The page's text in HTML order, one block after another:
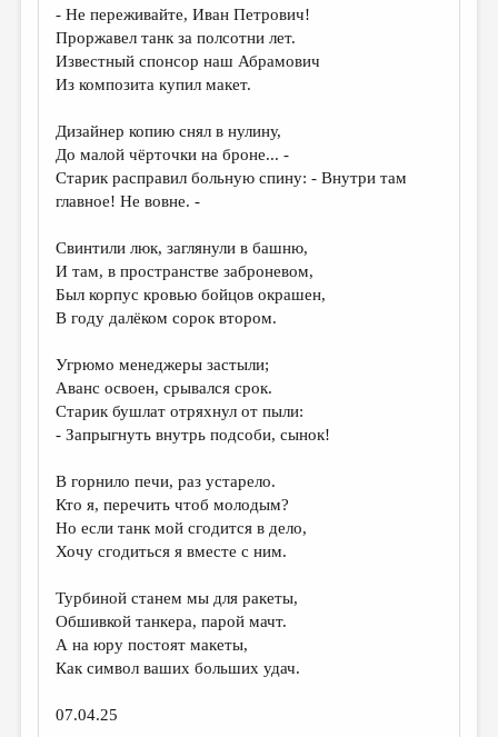
КОЛОНКА РЕДАКТОРА
РЕДКОЛЛЕГИЯ
ОТ РЕДАКЦИИ
МАЛАЯ ПРОЗА
ЭССЕИСТИКА
ЛИТЕРАТУРОВЕДЕНИЕ
КУЛЬТУРОВЕДЕНИЕ
ПУБЛИЦИСТИКА
РЕЦЕНЗИРОВАНИЕ
ЦИКЛЫ ПУБЛИКАЦИЙ
ТРЕДИАКОВСКИЙ
МЕДИА
ВКОНТАКТЕ
- Не переживайте, Иван Петрович!
Проржавел танк за полсотни лет.
Известный спонсор наш Абрамович
Из композита купил макет.
Дизайнер копию снял в нулину,
До малой чёрточки на броне... -
Старик расправил больную спину: - Внутри там
главное! Не вовне. -
Свинтили люк, заглянули в башню,
И там, в пространстве заброневом,
Был корпус кровью бойцов окрашен,
В году далёком сорок втором.
Угрюмо менеджеры застыли;
Аванс освоен, срывался срок.
Старик бушлат отряхнул от пыли:
- Запрыгнуть внутрь подсоби, сынок!
В горнило печи, раз устарело.
Кто я, перечить чтоб молодым?
Но если танк мой сгодится в дело,
Хочу сгодиться я вместе с ним.
Турбиной станем мы для ракеты,
Обшивкой танкера, парой мачт.
А на юру постоят макеты,
Как символ ваших больших удач.
07.04.25